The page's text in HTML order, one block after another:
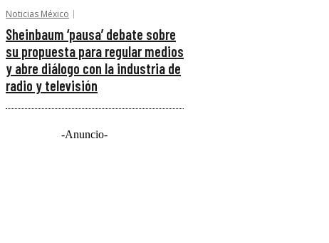
Noticias México
Sheinbaum ‘pausa’ debate sobre
su propuesta para regular medios
y abre diálogo con la industria de
radio y televisión
-Anuncio-